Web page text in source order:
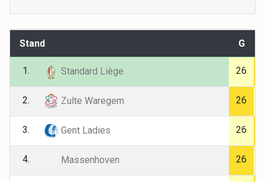
Stand G
1. Standard Liège 26
2. Zulte Waregem 26
3. Gent Ladies 26
4. Massenhoven 26